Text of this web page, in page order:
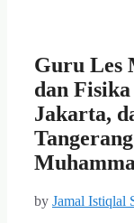
Guru Les
dan
Jakarta,
by Jamal Istiqlal